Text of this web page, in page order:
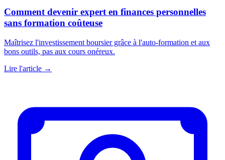
Comment devenir expert en finances personnelles
sans formation coûteuse
Maîtrisez l'investissement boursier grâce à l'auto-formation et aux
bons outils, pas aux cours onéreux.
Lire l'article →